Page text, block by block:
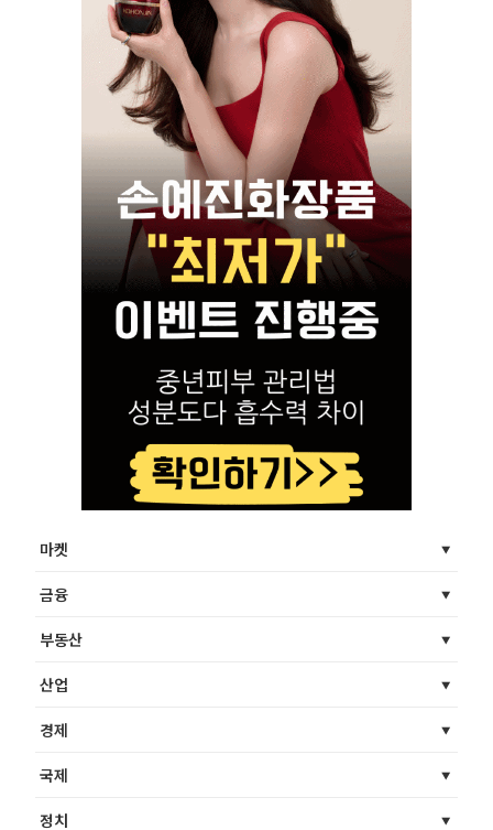
마켓
금융
부동산
산업
경제
국제
정치